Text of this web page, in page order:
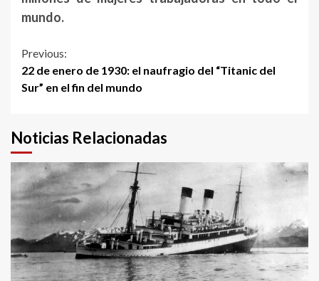
mundo.
Continue
Reading
Previous:
22 de enero de 1930: el naufragio del “Titanic del
Sur” en el fin del mundo
Noticias Relacionadas